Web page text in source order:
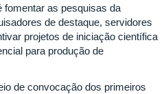
fomentar as pesquisas da
de destaque, servidores
projetos de iniciação científica
para produção de
de convocação dos primeiros